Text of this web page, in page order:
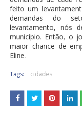
feito um
demandas do
levantamento, nós
município. Então, o
maior chance de
Eline.
Tags: cidades